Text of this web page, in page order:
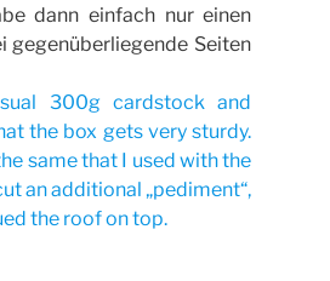
dann einfach nur einen
gegenüberliegende Seiten
300g cardstock and
the box gets very sturdy.
same that I used with the
an additional „pediment“,
the roof on top.